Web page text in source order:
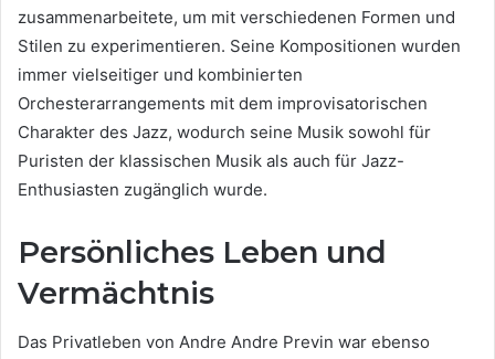
zusammenarbeitete, um mit verschiedenen Formen und
Stilen zu experimentieren. Seine Kompositionen wurden
immer vielseitiger und kombinierten
Orchesterarrangements mit dem improvisatorischen
Charakter des Jazz, wodurch seine Musik sowohl für
Puristen der klassischen Musik als auch für Jazz-
Enthusiasten zugänglich wurde.
Persönliches Leben und
Vermächtnis
Das Privatleben von Andre Andre Previn war ebenso